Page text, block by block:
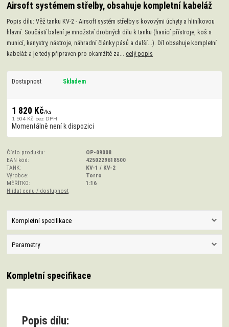
Airsoft systémem střelby, obsahuje kompletní kabeláž
Popis dílu: Věž tanku KV-2 - Airsoft systém střelby s kovovými úchyty a hliníkovou
hlavní. Součástí balení je množství drobných dílu k tanku (hasící přístroje, koš s
municí, kanystry, nástroje, náhradní články pásů a další...). Díl obsahuje kompletní
kabeláž a je tedy připraven pro okamžité za... celý popis
Dostupnost Skladem
1 820 Kč/ks
1 504 Kč bez DPH
Momentálně není k dispozici
Číslo produktu:
OP-09008
EAN kód:
4250229618500
TANK:
KV-1 / KV-2
Výrobce:
Torro
MĚŘÍTKO:
1:16
Hlídat cenu / dostupnost
Kompletní specifikace
Parametry
Kompletní specifikace
Popis dílu: